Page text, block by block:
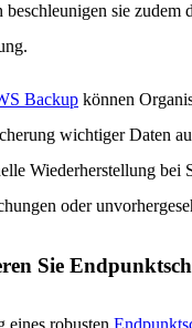
sie zudem
Backup können
wichtiger Daten
Wiederherstellung bei
oder
Sie
eines robusten